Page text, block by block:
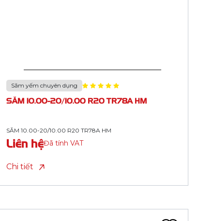
Săm yếm chuyên dụng
SĂM 12.00-24/12.00 R24 TR78A HM
SĂM 12.00-24/12.00 R24 TR78A HM
Liên hệĐã tính VAT
Chi tiết